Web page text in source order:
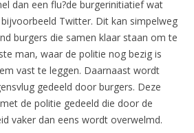
dan een flu?de burgerinitiatief wat
Twitter. Dit kan simpelweg
burgers die samen klaar staan om te
man, waar de politie nog bezig is
vast te leggen. Daarnaast wordt
gedeeld door burgers. Deze
de politie gedeeld die door de
vaker dan eens wordt overwelmd.